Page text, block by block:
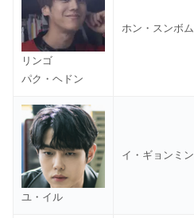
リンゴ
パク・ヘドン
ホン・スンボム
ユ・イル
イ・ギョンミン